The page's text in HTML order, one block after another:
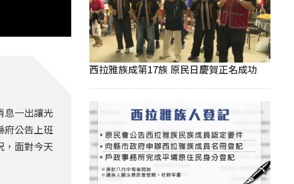
息一出讓光
府公告上班
，面對今天
西拉雅族成第17族 原民日慶賀正名成功